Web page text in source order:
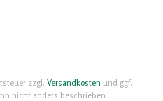
zzgl. Versandkosten und ggf.
nicht anders beschrieben